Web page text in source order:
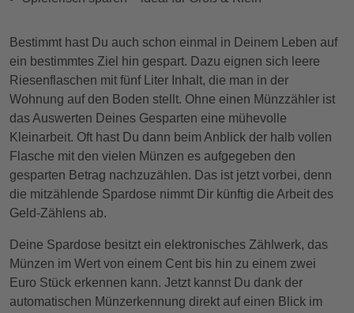
Bestimmt hast Du auch schon einmal in Deinem Leben auf
ein bestimmtes Ziel hin gespart. Dazu eignen sich leere
Riesenflaschen mit fünf Liter Inhalt, die man in der
Wohnung auf den Boden stellt. Ohne einen Münzzähler ist
das Auswerten Deines Gesparten eine mühevolle
Kleinarbeit. Oft hast Du dann beim Anblick der halb vollen
Flasche mit den vielen Münzen es aufgegeben den
gesparten Betrag nachzuzählen. Das ist jetzt vorbei, denn
die mitzählende Spardose nimmt Dir künftig die Arbeit des
Geld-Zählens ab.
Deine Spardose besitzt ein elektronisches Zählwerk, das
Münzen im Wert von einem Cent bis hin zu einem zwei
Euro Stück erkennen kann. Jetzt kannst Du dank der
automatischen Münzerkennung direkt auf einen Blick im